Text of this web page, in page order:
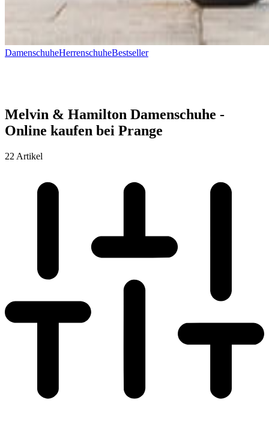
DamenschuheHerrenschuheBestseller
Melvin & Hamilton Damenschuhe -
Online kaufen bei Prange
22 Artikel